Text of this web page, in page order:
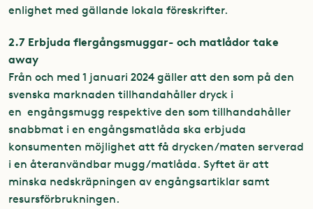
enlighet med gällande lokala föreskrifter.
2.7 Erbjuda flergångsmuggar- och matlådor take
away
Från och med 1 januari 2024 gäller att den som på den
svenska marknaden tillhandahåller dryck i
en engångsmugg respektive den som tillhandahåller
snabbmat i en engångsmatlåda ska erbjuda
konsumenten möjlighet att få drycken/maten serverad
i en återanvändbar mugg/matlåda. Syftet är att
minska nedskräpningen av engångsartiklar samt
resursförbrukningen.